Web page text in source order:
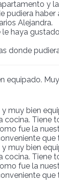
y
pudiera haber
Alejandra.
haya
donde
equipado.
muy bien
cocina. Tiene
fue la
que
muy bien
cocina. Tiene
fue la
que